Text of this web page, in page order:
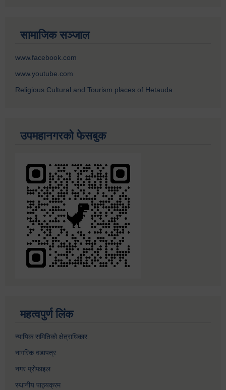
सामाजिक सञ्जाल
www.facebook.com
www.youtube.com
Religious Cultural and Tourism places of Hetauda
उपमहानगरको फेसबुक
महत्वपुर्ण लिंक
न्यायिक समितिको क्षेत्राधिकार
नागरिक वडापत्र
नगर प्रोफाइल
स्थानीय पाठ्यक्रम